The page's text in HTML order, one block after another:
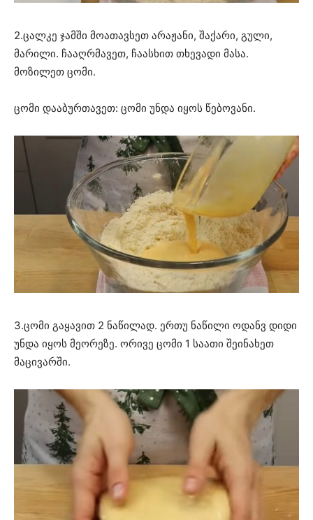
2.ცალკე ჯამში მოათავსეთ არაჟანი, შაქარი, გული,
მარილი. ჩააღრმავეთ, ჩაასხით თხევადი მასა.
მოზილეთ ცომი.
ცომი დააბურთავეთ: ცომი უნდა იყოს წებოვანი.
3.ცომი გაყავით 2 ნაწილად. ერთუ ნაწილი ოდანვ დიდი
უნდა იყოს მეორეზე. ორივე ცომი 1 საათი შეინახეთ
მაცივარში.